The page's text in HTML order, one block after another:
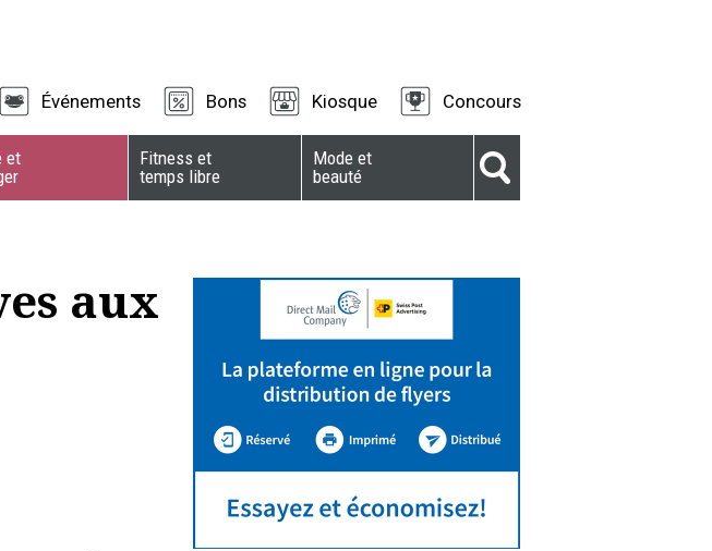
Événements Bons Kiosque Concours
et
Fitness et
temps libre
Mode et
beauté
aux